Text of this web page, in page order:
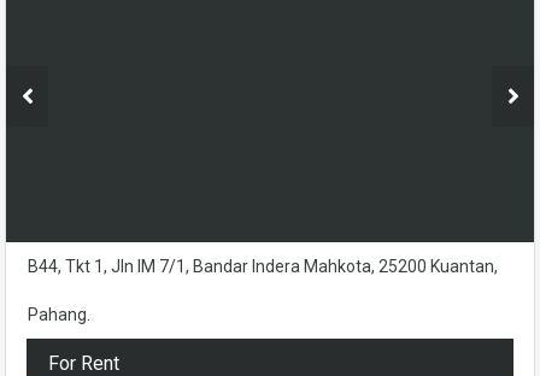
B44, Tkt 1, Jln IM 7/1, Bandar Indera Mahkota, 25200 Kuantan,
Pahang.
For Rent